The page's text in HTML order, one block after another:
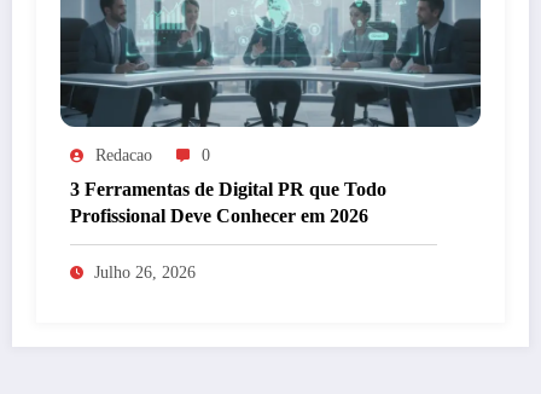
Redacao 0
3 Ferramentas de Digital PR que Todo
Profissional Deve Conhecer em 2026
Julho 26, 2026